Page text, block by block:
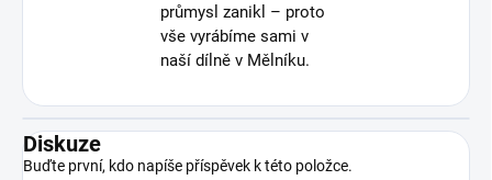
průmysl zanikl – proto
vše vyrábíme sami v
naší dílně v Mělníku.
Diskuze
Buďte první, kdo napíše příspěvek k této položce.